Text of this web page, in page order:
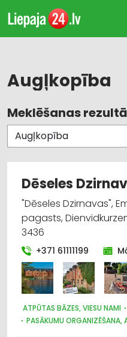
Augļkopība
Visas nozares
Augļkopība
Augļu un dārzeņu
Augļu un dārzeņu
Dārza tehnika un
Agroķīmija,
Atpūtas bāzes, viesu
Meklēšanas
Dēseles
"Dēseles Dzirnavas",
pagasts,
3436
+371 61111199
ATPŪTAS BĀZES, VIESU NAMI
PASĀKUMU ORGANIZĒŠANA,